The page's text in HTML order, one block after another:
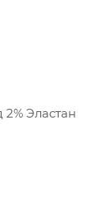
Эластан